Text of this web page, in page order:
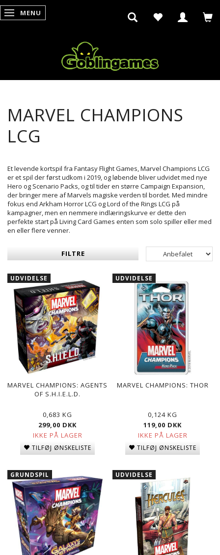
SKIFTE NAVIGATION
MENU
MARVEL CHAMPIONS
LCG
Et levende kortspil fra Fantasy Flight Games, Marvel Champions LCG
er et spil der først udkom i 2019, og løbende bliver udvidet med nye
Hero og Scenario Packs, og til tider en større Campaign Expansion,
der bringer mere af Marvels magiske verden til bordet. Med mindre
fokus end Arkham Horror LCG og Lord of the Rings LCG på
kampagner, men en nemmere indlæringskurve er dette den
perfekte start på Living Card Games enten som solo spiller eller med
en eller flere venner.
FILTRE
UDVIDELSE
MARVEL CHAMPIONS: AGENTS
OF S.H.I.E.L.D.
0,683 KG
299,00 DKK
IKKE PÅ LAGER
TILFØJ ØNSKELISTE
UDVIDELSE
MARVEL CHAMPIONS: THOR
0,124 KG
119,00 DKK
IKKE PÅ LAGER
TILFØJ ØNSKELISTE
GRUNDSPIL UDVIDELSE